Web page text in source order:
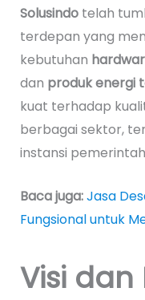
Solusindotelah
terdepan yang
kebutuhan
dan produk energi
kuat terhadap
berbagai sektor,
instansi
Baca juga:Jasa
Fungsional untuk
Visi dan